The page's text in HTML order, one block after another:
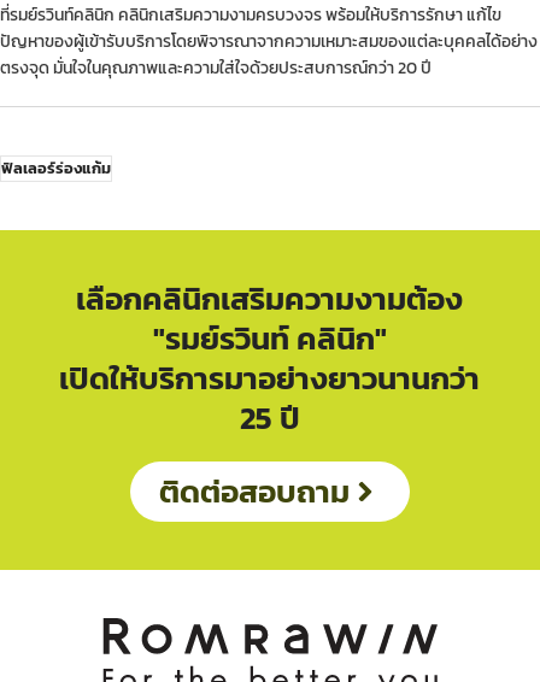
ที่รมย์รวินท์คลินิก คลินิกเสริมความงามครบวงจร พร้อมให้บริการรักษา แก้ไข
ปัญหาของผู้เข้ารับบริการโดยพิจารณาจากความเหมาะสมของแต่ละบุคคลได้อย่าง
ตรงจุด มั่นใจในคุณภาพและความใส่ใจด้วยประสบการณ์กว่า 20 ปี
ฟิลเลอร์ร่องแก้ม
เลือกคลินิกเสริมความงามต้อง
"รมย์รวินท์ คลินิก"
เปิดให้บริการมาอย่างยาวนานกว่า
25 ปี
ติดต่อสอบถาม